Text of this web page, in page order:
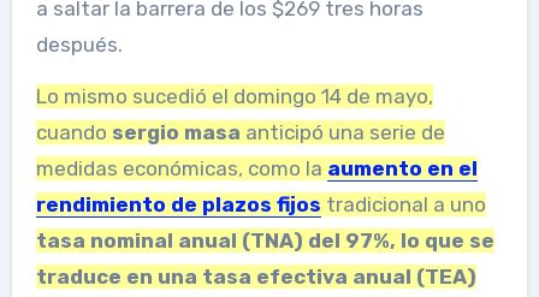
a saltar la barrera de los $269 tres horas
después.
Lo mismo sucedió el domingo 14 de mayo,
cuando sergio masa anticipó una serie de
medidas económicas, como la aumento en el
rendimiento de plazos fijos tradicional a uno
tasa nominal anual (TNA) del 97%, lo que se
traduce en una tasa efectiva anual (TEA)